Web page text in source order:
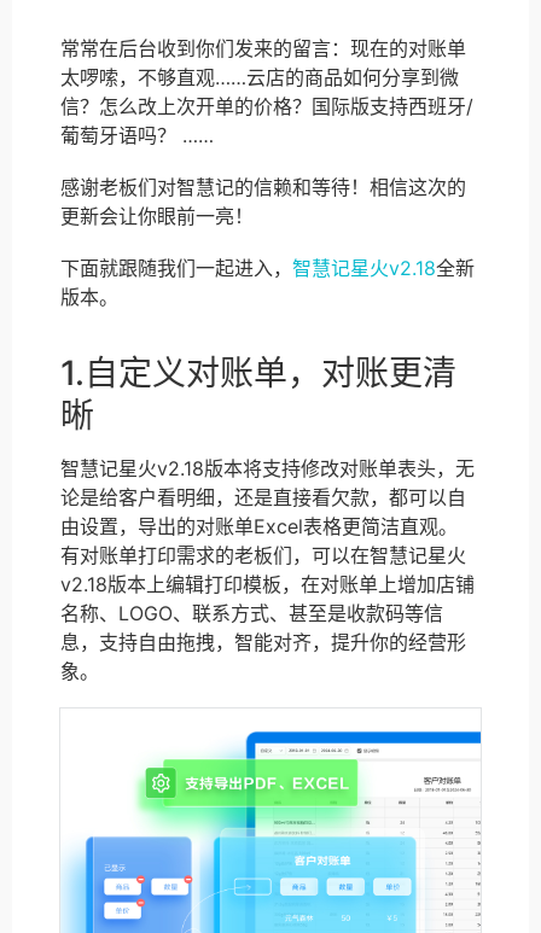
常常在后台收到你们发来的留言：现在的对账单
太啰嗦，不够直观……云店的商品如何分享到微
信？怎么改上次开单的价格？国际版支持西班牙/
葡萄牙语吗？ ……
感谢老板们对智慧记的信赖和等待！相信这次的
更新会让你眼前一亮！
下面就跟随我们一起进入， 智慧记星火v2.18全新
版本。
1.自定义对账单，对账更清
晰
智慧记星火v2.18版本将支持修改对账单表头，无
论是给客户看明细，还是直接看欠款，都可以自
由设置，导出的对账单Excel表格更简洁直观。
有对账单打印需求的老板们，可以在智慧记星火
v2.18版本上编辑打印模板，在对账单上增加店铺
名称、LOGO、联系方式、甚至是收款码等信
息，支持自由拖拽，智能对齐，提升你的经营形
象。